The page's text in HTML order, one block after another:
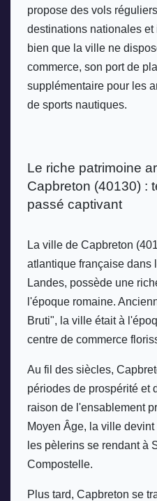
propose des vols
destinations nationales
bien que la ville ne
commerce, son port de
supplémentaire pour les
de sports nautiques.
Le riche patrimoine
Capbreton (40130) :
passé captivant
La ville de Capbreton
atlantique française dans
Landes, possède une
l'époque romaine.
Bruti", la ville était à
centre de commerce
Au fil des siècles,
périodes de prospérité et
raison de l'ensablement
Moyen Âge, la ville
les pèlerins se rendant à
Compostelle.
Plus tard, Capbreton se